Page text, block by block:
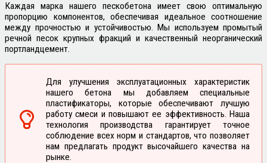
Каждая марка нашего пескобетона имеет свою оптимальную
пропорцию компонентов, обеспечивая идеальное соотношение
между прочностью и устойчивостью. Мы используем промытый
речной песок крупных фракций и качественный неорганический
портландцемент.
Для улучшения эксплуатационных характеристик
нашего бетона мы добавляем специальные
пластификаторы, которые обеспечивают лучшую
работу смеси и повышают ее эффективность. Наша
технология производства гарантирует точное
соблюдение всех норм и стандартов, что позволяет
нам предлагать продукт высочайшего качества на
рынке.